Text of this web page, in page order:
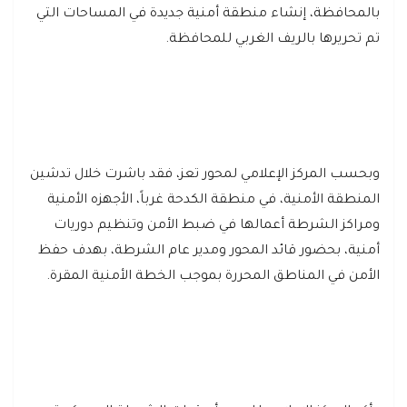
بالمحافظة، إنشاء منطقة أمنية جديدة في المساحات التي
تم تحريرها بالريف الغربي للمحافظة.
وبحسب المركز الإعلامي لمحور تعز، فقد باشرت خلال تدشين
المنطقة الأمنية، في منطقة الكدحة غرباً، الأجهزه الأمنية
ومراكز الشرطة أعمالها في ضبط الأمن وتنظيم دوريات
أمنية، بحضور قائد المحور ومدير عام الشرطة، بهدف حفظ
الأمن في المناطق المحررة بموجب الخطة الأمنية المقرة.